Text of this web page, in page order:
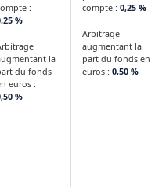
:
%
la
du fonds
euros :
%
compte : 0,25 %
Arbitrage
augmentant la
part du fonds en
euros : 0,50 %